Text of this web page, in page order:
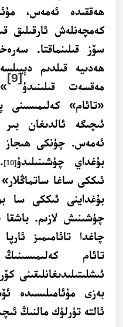
ھەققىدە ئەمەس،
كەمچەنلەش ئارقىلىق
سۆز قىلىنماقتا.
ھەدىيە قىلدىم
مەقسەت قىلىنىدۇ
[9]
«تائام» كەلىمىسىنى
ئىچىگە ئالدىغان بىر
ئەمەس. چۈنكى ھىجاز
بۇغداي چۈشىنىلىدۇ[10]
ئىككى ساغا
بۇغداينى ئىككى سا
چۈشىنىش لازىم.
چاغدا تائامىمىز
تائام
ئىشلىتىلىدىغانلىقىنى
بەزى مۇئامىلىسىدە
ئالتە تۈرلۈك مالنىڭ